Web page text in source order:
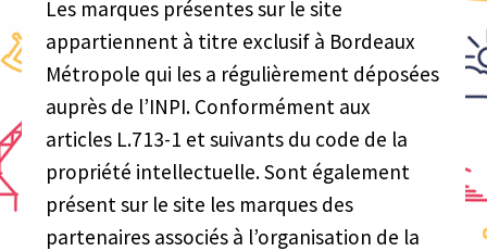
Les marques présentes sur le site
appartiennent à titre exclusif à Bordeaux
Métropole qui les a régulièrement déposées
auprès de l’INPI. Conformément aux
articles L.713-1 et suivants du code de la
propriété intellectuelle. Sont également
présent sur le site les marques des
partenaires associés à l’organisation de la